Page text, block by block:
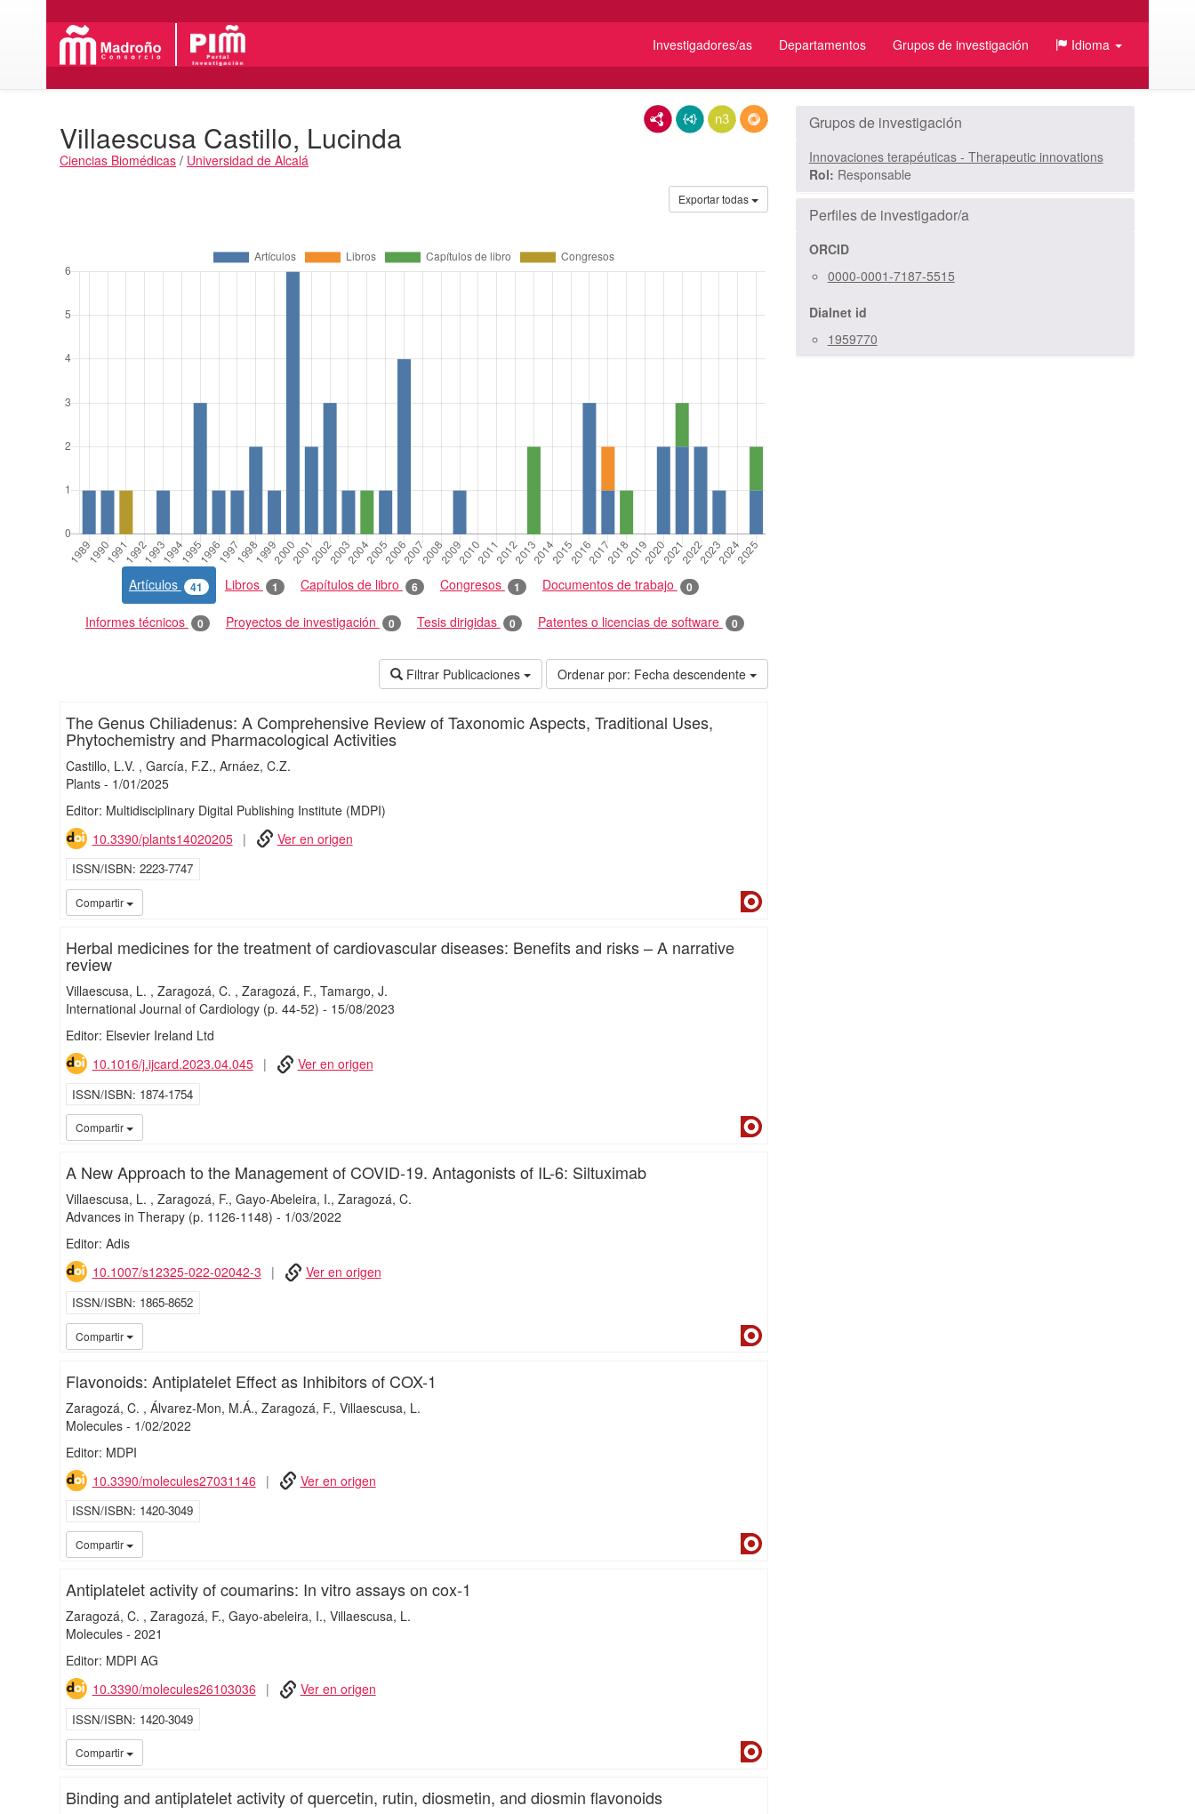
Investigadores/as Departamentos Grupos de investigación Idioma
RDF/XMLJSON-LDN3/TurtleRDF/JSON
Villaescusa Castillo, Lucinda
Ciencias Biomédicas / Universidad de Alcalá
Exportar todas
Artículos 41 Libros 1 Capítulos de libro 6 Congresos 1 Documentos de trabajo 0
Informes técnicos 0 Proyectos de investigación 0 Tesis dirigidas 0 Patentes o licencias de software 0
Filtrar Publicaciones Ordenar por: Fecha descendente
The Genus Chiliadenus: A Comprehensive Review of Taxonomic Aspects, Traditional Uses,
Phytochemistry and Pharmacological Activities
Castillo, L.V. García, F.Z. Arnáez, C.Z.
Plants- 1/01/2025
Editor: Multidisciplinary Digital Publishing Institute (MDPI)
10.3390/plants14020205
Ver en origen
ISSN/ISBN 2223-7747
Compartir
Herbal medicines for the treatment of cardiovascular diseases: Benefits and risks – A narrative
review
Villaescusa, L. Zaragozá, C. Zaragozá, F. Tamargo, J.
International Journal of Cardiology (p. 44-52) - 15/08/2023
Editor: Elsevier Ireland Ltd
10.1016/j.ijcard.2023.04.045
Ver en origen
ISSN/ISBN 1874-1754
Compartir
A New Approach to the Management of COVID-19. Antagonists of IL-6: Siltuximab
Villaescusa, L. Zaragozá, F. Gayo-Abeleira, I. Zaragozá, C.
Advances in Therapy (p. 1126-1148) - 1/03/2022
Editor: Adis
10.1007/s12325-022-02042-3
Ver en origen
ISSN/ISBN 1865-8652
Compartir
Flavonoids: Antiplatelet Effect as Inhibitors of COX-1
Zaragozá, C. Álvarez-Mon, M.Á. Zaragozá, F. Villaescusa, L.
Molecules- 1/02/2022
Editor: MDPI
10.3390/molecules27031146
Ver en origen
ISSN/ISBN 1420-3049
Compartir
Antiplatelet activity of coumarins: In vitro assays on cox‐1
Zaragozá, C. Zaragozá, F. Gayo‐abeleira, I. Villaescusa, L.
Molecules- 2021
Editor: MDPI AG
10.3390/molecules26103036
Ver en origen
ISSN/ISBN 1420-3049
Compartir
Binding and antiplatelet activity of quercetin, rutin, diosmetin, and diosmin flavonoids
Grupos de investigación
Innovaciones terapéuticas - Therapeutic innovations
Rol: Responsable
Perfiles de investigador/a
ORCID
0000-0001-7187-5515
Dialnet id
1959770